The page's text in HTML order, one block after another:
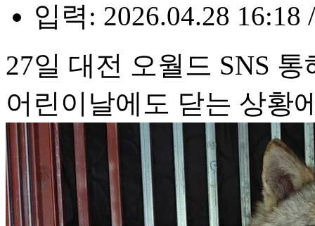
입력: 2026.04.28 16:18
27일 대전 오월드 SNS
어린이날에도 닫는 상황